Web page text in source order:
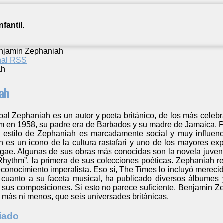
Zephaniah
RSS
Zephaniah es un autor y poeta británico, de los más
en 1958, su padre era de Barbados y su madre de
de Zephaniah es marcadamente social y muy
es un icono de la cultura rastafari y uno de los mayores
Algunas de sus obras más conocidas son la novela
la primera de sus colecciones poéticas. Zephaniah
imperalista. Eso sí, The Times lo incluyó
a su faceta musical, ha publicado diversos
composiciones. Si esto no parece suficiente, Benjamin
ni menos, que seis universades británicas.